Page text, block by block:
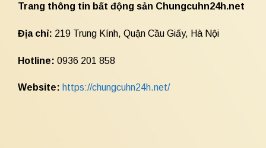
Trang thông tin bất động sản Chungcuhn24h.net
Địa chỉ: 219 Trung Kính, Quận Cầu Giấy, Hà Nội
Hotline: 0936 201 858
Website: https://chungcuhn24h.net/